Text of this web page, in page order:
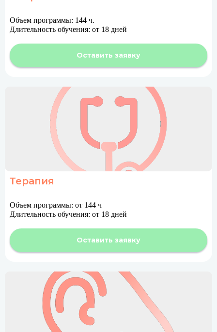
Объем программы: 144 ч.
Длительность обучения: от 18 дней
Оставить заявку
Терапия
Объем программы: от 144 ч
Длительность обучения: от 18 дней
Оставить заявку